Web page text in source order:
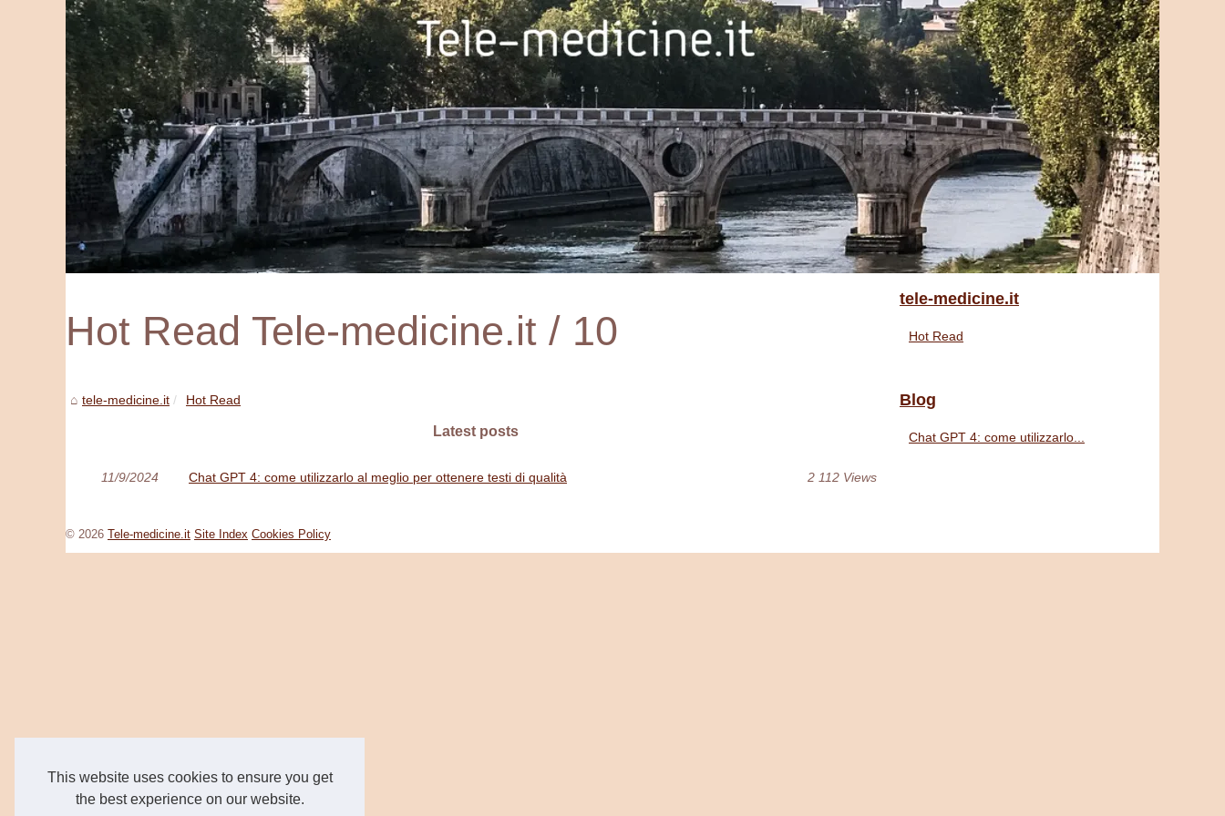
This website uses cookies to ensure you get
the best experience on our website.
Hot Read Tele-medicine.it / 10
tele-medicine.it Hot Read
Latest posts
11/9/2024 Chat GPT 4: come utilizzarlo al meglio per ottenere testi di qualità 2 112 Views
tele-medicine.it
Hot Read
Blog
Chat GPT 4: come utilizzarlo...
© 2026 Tele-medicine.it Site Index Cookies Policy